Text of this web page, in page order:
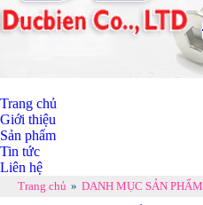
Trang chủ
Giới thiệu
Sản phẩm
Tin tức
Liên hệ
Trang chủ » DANH MỤC SẢN PHẨM